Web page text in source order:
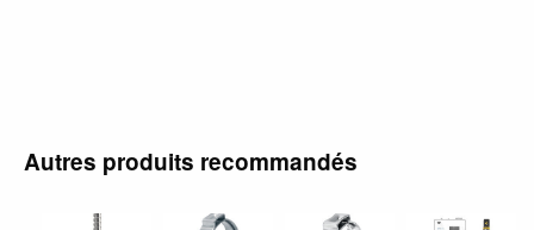
Autres produits recommandés